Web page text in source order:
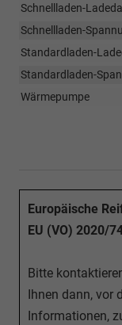
Schnellladen-
Schnellladen-
Standardladen-
Standardladen-
Wärmepumpe
Europäische
EU (VO) 2020/
Bitte
Ihnen dann, vor
Informationen,